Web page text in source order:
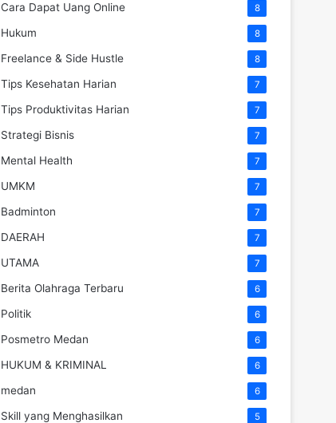
Cara Dapat Uang Online 8
Hukum 8
Freelance & Side Hustle 8
Tips Kesehatan Harian 7
Tips Produktivitas Harian 7
Strategi Bisnis 7
Mental Health 7
UMKM 7
Badminton 7
DAERAH 7
UTAMA 7
Berita Olahraga Terbaru 6
Politik 6
Posmetro Medan 6
HUKUM & KRIMINAL 6
medan 6
Skill yang Menghasilkan 5